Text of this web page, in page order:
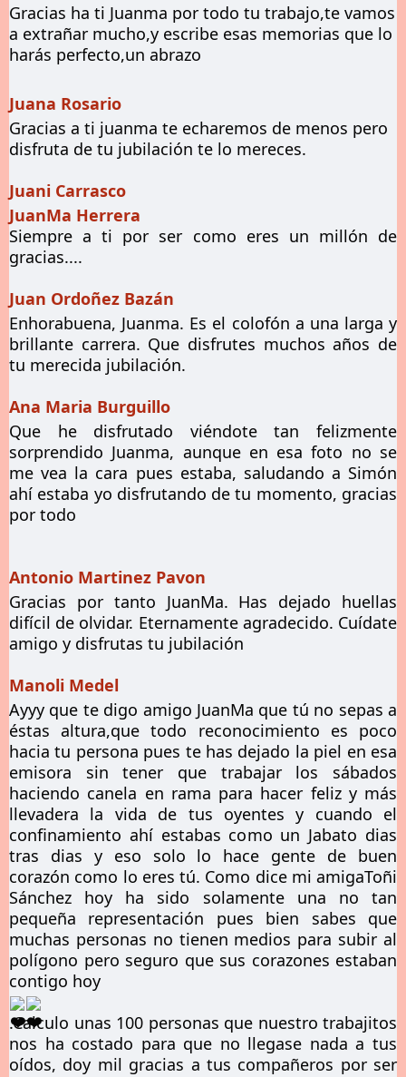
Gracias ha ti Juanma por todo tu trabajo,te vamos
a extrañar mucho,y escribe esas memorias que lo
harás perfecto,un abrazo
Juana Rosario
Gracias a ti juanma te echaremos de menos pero
disfruta de tu jubilación te lo mereces.
Juani Carrasco
JuanMa Herrera
Siempre a ti por ser como eres un millón de
gracias....
Juan Ordoñez Bazán
Enhorabuena, Juanma. Es el colofón a una larga y
brillante carrera. Que disfrutes muchos años de
tu merecida jubilación.
Ana Maria Burguillo
Que he disfrutado viéndote tan felizmente
sorprendido Juanma, aunque en esa foto no se
me vea la cara pues estaba, saludando a Simón
ahí estaba yo disfrutando de tu momento, gracias
por todo
Antonio Martinez Pavon
Gracias por tanto JuanMa. Has dejado huellas
difícil de olvidar. Eternamente agradecido. Cuídate
amigo y disfrutas tu jubilación
Manoli Medel
Ayyy que te digo amigo JuanMa que tú no sepas a
éstas altura,que todo reconocimiento es poco
hacia tu persona pues te has dejado la piel en esa
emisora sin tener que trabajar los sábados
haciendo canela en rama para hacer feliz y más
llevadera la vida de tus oyentes y cuando el
confinamiento ahí estabas como un Jabato dias
tras dias y eso solo lo hace gente de buen
corazón como lo eres tú. Como dice mi amigaToñi
Sánchez hoy ha sido solamente una no tan
pequeña representación pues bien sabes que
muchas personas no tienen medios para subir al
polígono pero seguro que sus corazones estaban
contigo hoy
.Calculo unas 100 personas que nuestro trabajitos
nos ha costado para que no llegase nada a tus
oídos, doy mil gracias a tus compañeros por ser